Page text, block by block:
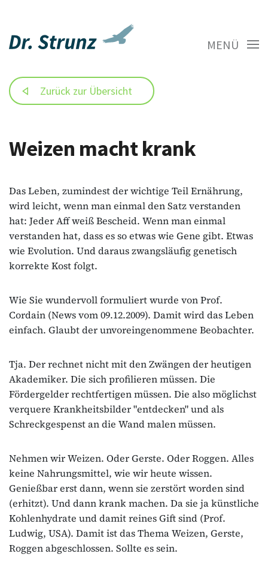
MENÜ
Zurück zur Übersicht
Weizen macht krank
Das Leben, zumindest der wichtige Teil Ernährung,
wird leicht, wenn man einmal den Satz verstanden
hat: Jeder Aff weiß Bescheid. Wenn man einmal
verstanden hat, dass es so etwas wie Gene gibt. Etwas
wie Evolution. Und daraus zwangsläufig genetisch
korrekte Kost folgt.
Wie Sie wundervoll formuliert wurde von Prof.
Cordain (News vom 09.12.2009). Damit wird das Leben
einfach. Glaubt der unvoreingenommene Beobachter.
Tja. Der rechnet nicht mit den Zwängen der heutigen
Akademiker. Die sich profilieren müssen. Die
Fördergelder rechtfertigen müssen. Die also möglichst
verquere Krankheitsbilder "entdecken" und als
Schreckgespenst an die Wand malen müssen.
Nehmen wir Weizen. Oder Gerste. Oder Roggen. Alles
keine Nahrungsmittel, wie wir heute wissen.
Genießbar erst dann, wenn sie zerstört worden sind
(erhitzt). Und dann krank machen. Da sie ja künstliche
Kohlenhydrate und damit reines Gift sind (Prof.
Ludwig, USA). Damit ist das Thema Weizen, Gerste,
Roggen abgeschlossen. Sollte es sein.